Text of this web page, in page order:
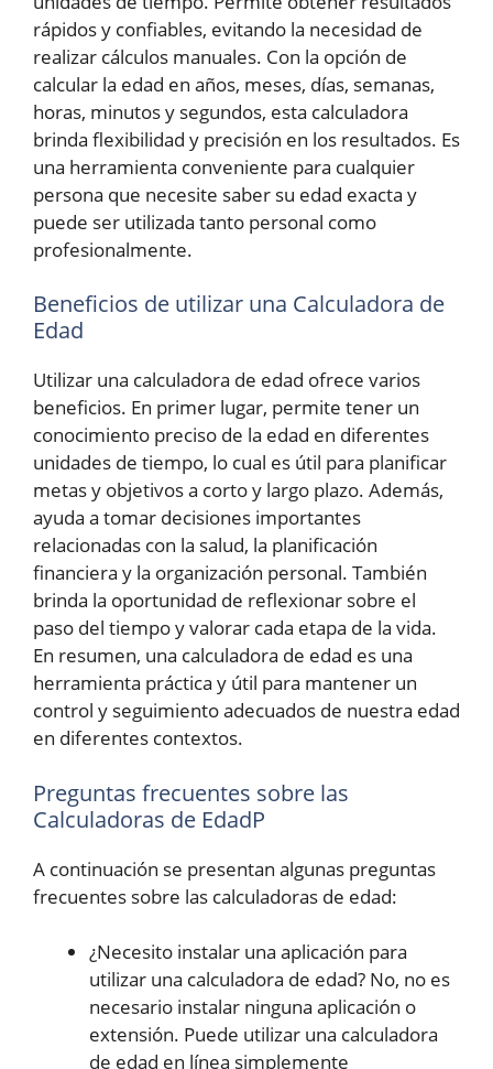
rápidos y confiables, evitando la necesidad de
realizar cálculos manuales. Con la opción de
calcular la edad en años, meses, días, semanas,
horas, minutos y segundos, esta calculadora
brinda flexibilidad y precisión en los resultados. Es
una herramienta conveniente para cualquier
persona que necesite saber su edad exacta y
puede ser utilizada tanto personal como
profesionalmente.
Beneficios de utilizar una Calculadora de
Edad
Utilizar una calculadora de edad ofrece varios
beneficios. En primer lugar, permite tener un
conocimiento preciso de la edad en diferentes
unidades de tiempo, lo cual es útil para planificar
metas y objetivos a corto y largo plazo. Además,
ayuda a tomar decisiones importantes
relacionadas con la salud, la planificación
financiera y la organización personal. También
brinda la oportunidad de reflexionar sobre el
paso del tiempo y valorar cada etapa de la vida.
En resumen, una calculadora de edad es una
herramienta práctica y útil para mantener un
control y seguimiento adecuados de nuestra edad
en diferentes contextos.
Preguntas frecuentes sobre las
Calculadoras de EdadP
A continuación se presentan algunas preguntas
frecuentes sobre las calculadoras de edad:
¿Necesito instalar una aplicación para
utilizar una calculadora de edad? No, no es
necesario instalar ninguna aplicación o
extensión. Puede utilizar una calculadora
de edad en línea simplemente